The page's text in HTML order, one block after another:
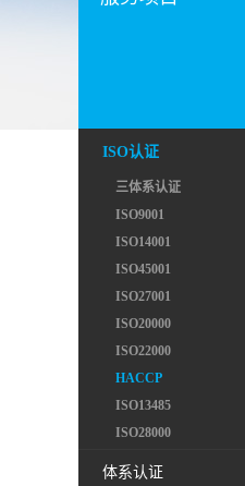
ISO认证
三体系认证
ISO9001
ISO14001
ISO45001
ISO27001
ISO20000
ISO22000
HACCP
ISO13485
ISO28000
体系认证